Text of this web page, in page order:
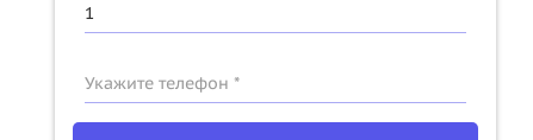
Укажите телефон *